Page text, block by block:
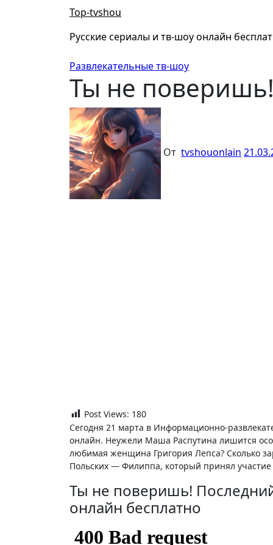
Top-tvshou
Русские сериалы и тв-шоу онлайн
Развлекательные тв-шоу
Ты не
От tvshouonlain
Post Views: 180
Сегодня 21 марта в Информационно-
онлайн. Неужели Маша Распутина лишится
любимая женщина Григория Лепса? Сколько
Польских — Филиппа, который принял
Ты не поверишь!
онлайн бесплатно